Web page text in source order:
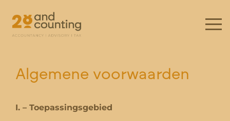
Algemene voorwaarden
I. – Toepassingsgebied